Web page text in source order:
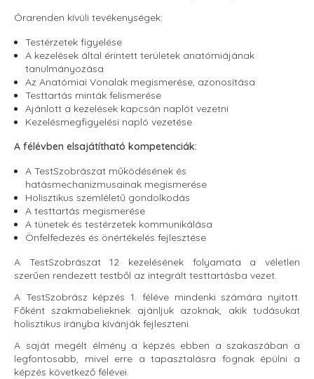
Órarenden kívüli tevékenységek:
Testérzetek figyelése
A kezelések által érintett területek anatómiájának
tanulmányozása
Az Anatómiai Vonalak megismerése, azonosítása
Testtartás minták felismerése
Ajánlott a kezelések kapcsán naplót vezetni
Kezelésmegfigyelési napló vezetése
A félévben elsajátítható kompetenciák:
A TestSzobrászat működésének és
hatásmechanizmusainak megismerése
Holisztikus szemléletű gondolkodás
A testtartás megismerése
A tünetek és testérzetek kommunikálása
Önfelfedezés és önértékelés fejlesztése
A TestSzobrászat 12 kezelésének folyamata a véletlen
szerűen rendezett testből az integrált testtartásba vezet.
A TestSzobrász képzés 1. féléve mindenki számára nyitott.
Főként szakmabelieknek ajánljuk azoknak, akik tudásukat
holisztikus irányba kívánják fejleszteni.
A saját megélt élmény a képzés ebben a szakaszában a
legfontosabb, mivel erre a tapasztalásra fognak épülni a
képzés következő félévei.